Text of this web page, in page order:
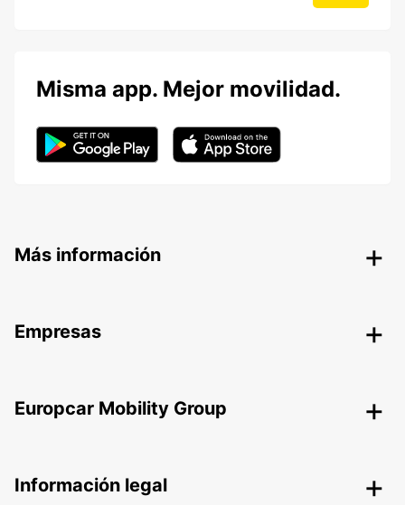
Misma app. Mejor movilidad.
Más información
Empresas
Europcar Mobility Group
Información legal